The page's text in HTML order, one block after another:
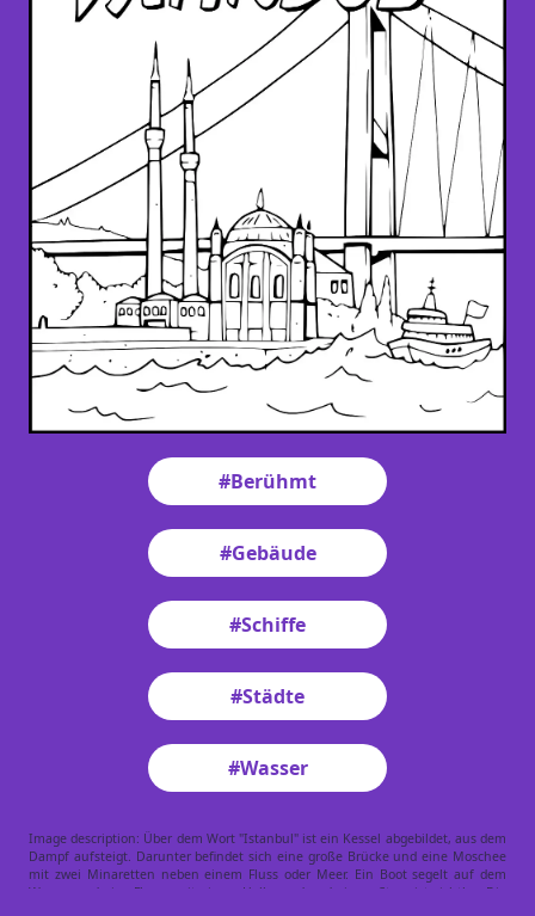
#Berühmt
#Gebäude
#Schiffe
#Städte
#Wasser
Image description: Über dem Wort "Istanbul" ist ein Kessel abgebildet, aus dem
Dampf aufsteigt. Darunter befindet sich eine große Brücke und eine Moschee
mit zwei Minaretten neben einem Fluss oder Meer. Ein Boot segelt auf dem
Wasser und eine Flagge mit einem Halbmond und einem Stern ist sichtbar. Die